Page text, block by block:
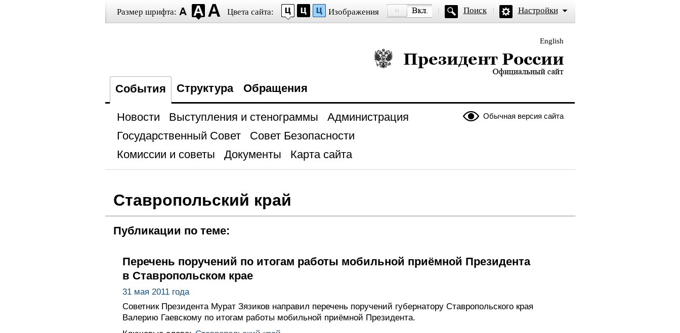
Размер шрифта: Цвета сайта: Изображения Поиск Настройки
English
Президент России — официальный сайт
События Структура Обращения
Обычная версия сайта
Новости Выступления и стенограммы
Администрация
Государственный Совет
Совет Безопасности
Комиссии и советы
Документы Карта сайта
Ставропольский край
Публикации по теме:
Перечень поручений по итогам работы мобильной приёмной Президента
в Ставропольском крае
31 мая 2011 года
Советник Президента Мурат Зязиков направил перечень поручений губернатору Ставропольского края
Валерию Гаевскому по итогам работы мобильной приёмной Президента.